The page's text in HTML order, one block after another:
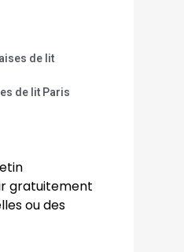
de lit
de lit Paris
gratuitement
ou des